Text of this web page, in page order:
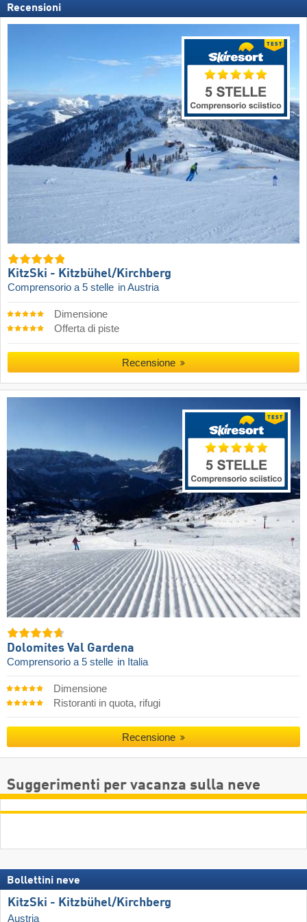
Recensioni
KitzSki - Kitzbühel/​Kirchberg
Comprensorio a 5 stelle in Austria
Dimensione
Offerta di piste
Recensione
Dolomites Val Gardena
Comprensorio a 5 stelle in Italia
Dimensione
Ristoranti in quota, rifugi
Recensione
Suggerimenti per vacanza sulla neve
Bollettini neve
KitzSki - Kitzbühel/​Kirchberg
Austria